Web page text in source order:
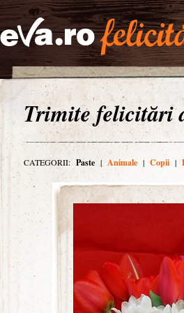
Trimite felicitări
CATEGORII: Paste | Animale | Copii |